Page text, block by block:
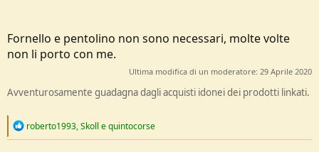
Fornello e pentolino non sono necessari, molte volte
non li porto con me.
Ultima modifica di un moderatore: 29 Aprile 2020
Avventurosamente guadagna dagli acquisti idonei dei prodotti linkati.
R
roberto1993,Skoll equintocorse